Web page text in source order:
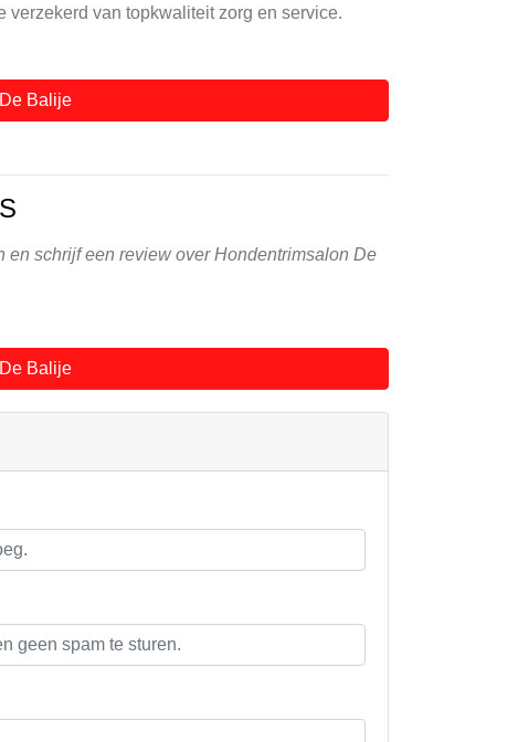
verzekerd van topkwaliteit zorg en service.
Balije
schrijf een review over Hondentrimsalon De
Balije